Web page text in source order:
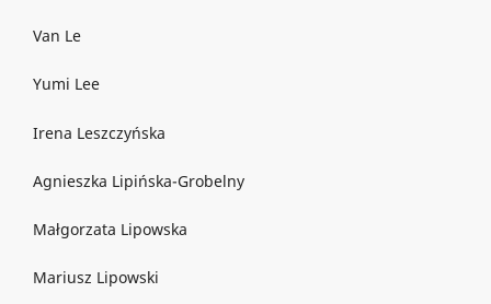
Van Le
Yumi Lee
Irena Leszczyńska
Agnieszka Lipińska-Grobelny
Małgorzata Lipowska
Mariusz Lipowski